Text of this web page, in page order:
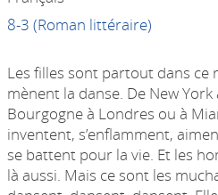
8-3 (Roman littéraire)
Les filles sont partout dans ce
mènent la danse. De New York
Bourgogne à Londres ou à
inventent, s’enflamment,
se battent pour la vie. Et les
là aussi. Mais ce sont les